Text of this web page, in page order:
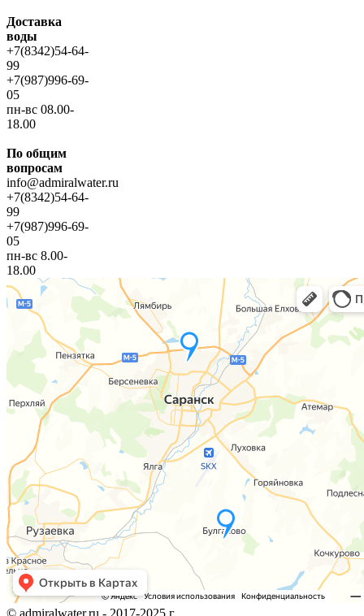
Доставка
воды
+7(8342)54-64-
99
+7(987)996-69-
05
пн-вс 08.00-
18.00
По общим
вопросам
info@admiralwater.ru
+7(8342)54-64-
99
+7(987)996-69-
05
пн-вс 8.00-
18.00
© admiralwater.ru - 2017-2025 г.